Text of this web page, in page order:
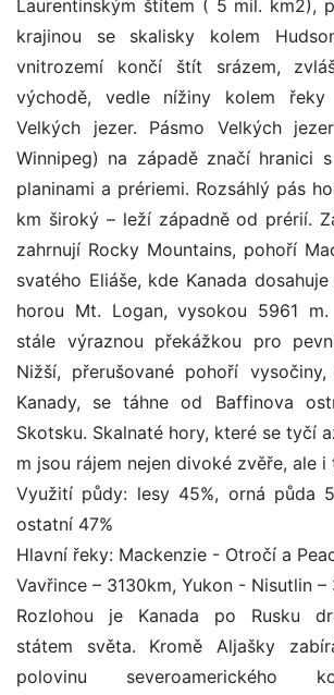
Laurentinským štítem ( 5 mil. km2),
krajinou se skalisky kolem
vnitrozemí končí štít srázem,
východě, vedle nížiny kolem řeky
Velkých jezer. Pásmo Velkých
Winnipeg) na západě značí hranici
planinami a prériemi. Rozsáhlý pás
km široký – leží západně od prérií.
zahrnují Rocky Mountains, pohoří
svatého Eliáše, kde Kanada
horou Mt. Logan, vysokou 5961
stále výraznou překážkou pro
Nižší, přerušované pohoří
Kanady, se táhne od Baffinova
Skotsku. Skalnaté hory, které se tyčí
m jsou rájem nejen divoké zvěře, ale i
Využití půdy: lesy 45%, orná půda
ostatní 47%
Hlavní řeky: Mackenzie - Otročí a
Vavřince – 3130km, Yukon - Nisutlin –
Rozlohou je Kanada po Rusku
státem světa. Kromě Aljašky
polovinu severoamerického